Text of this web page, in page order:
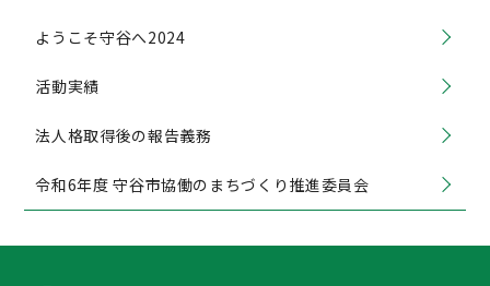
ようこそ守谷へ2024
活動実績
法人格取得後の報告義務
令和6年度 守谷市協働のまちづくり推進委員会